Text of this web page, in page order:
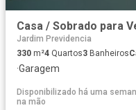
Jardim Previdencia
330 m²4 Quartos3 Banheiros
·Garagem
Disponibilizado há uma
na mão